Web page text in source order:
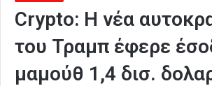
Crypto: Η νέα
του Τραμπ έφερε
μαμούθ 1,4 δισ.